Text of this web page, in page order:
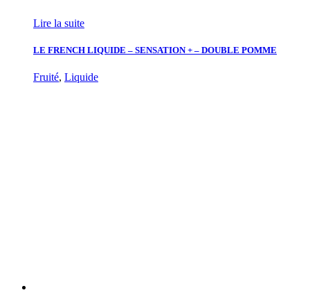
Lire la suite
LE FRENCH LIQUIDE – SENSATION + – DOUBLE POMME
Fruité, Liquide